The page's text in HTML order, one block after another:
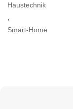
Haustechnik
Smart-Home